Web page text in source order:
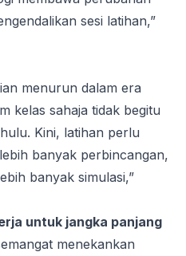
sesi latihan,”
menurun dalam era
kelas sahaja tidak begitu
Kini, latihan perlu
banyak perbincangan,
banyak simulasi,”
untuk jangka panjang
menekankan